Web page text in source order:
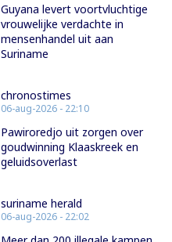
Guyana levert voortvluchtige
vrouwelijke verdachte in
mensenhandel uit aan
Suriname
chronostimes
06-aug-2026 - 22:10
Pawiroredjo uit zorgen over
goudwinning Klaaskreek en
geluidsoverlast
suriname herald
06-aug-2026 - 22:02